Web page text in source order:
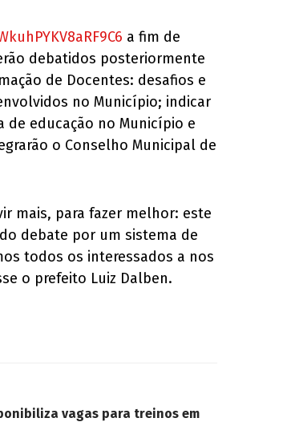
a fim de
debatidos posteriormente
de Docentes: desafios e
no Município; indicar
educação no Município e
o Conselho Municipal de
mais, para fazer melhor: este
debate por um sistema de
todos os interessados a nos
o prefeito Luiz Dalben.
vagas para treinos em